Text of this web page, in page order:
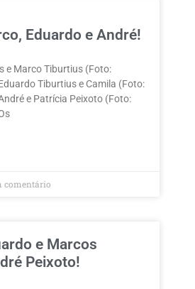
Eduardo e André!
e Marco Tiburtius (Foto:
Tiburtius e Camila (Foto:
e Patrícia Peixoto (Foto:
comentário
e Marcos
Peixoto!